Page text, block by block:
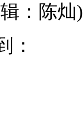
：陈灿)
：